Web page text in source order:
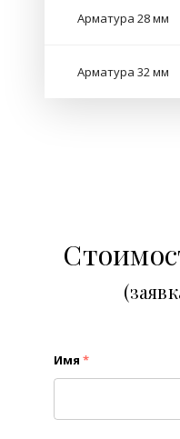
Арматура 28 мм
Арматура 32 мм
Имя *